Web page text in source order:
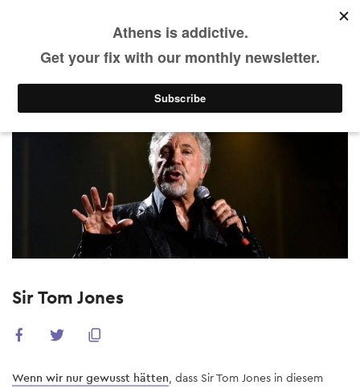
Sir Tom Jones
Wenn wir nur gewusst hätten, dass Sir Tom Jones in diesem